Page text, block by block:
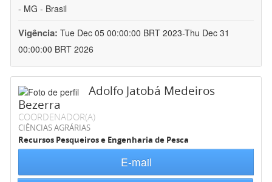
- MG - Brasil
Vigência: Tue Dec 05 00:00:00 BRT 2023-Thu Dec 31
00:00:00 BRT 2026
Adolfo Jatobá Medeiros
Bezerra
COORDENADOR(A)
CIÊNCIAS AGRÁRIAS
Recursos Pesqueiros e Engenharia de Pesca
E-mail